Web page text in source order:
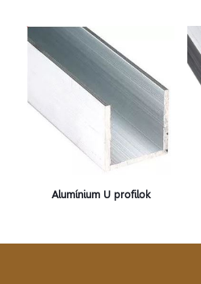
Alumínium U profilok